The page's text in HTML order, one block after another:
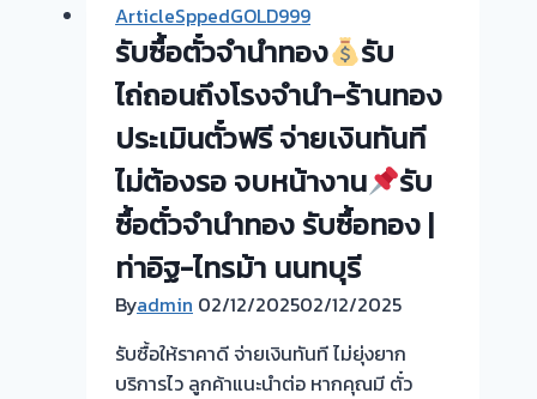
ArticleSppedGOLD999
รับซื้อตั๋วจำนำทอง
รับ
ไถ่ถอนถึงโรงจำนำ-ร้านทอง
ประเมินตั๋วฟรี จ่ายเงินทันที
ไม่ต้องรอ จบหน้างาน
รับ
ซื้อตั๋วจำนำทอง รับซื้อทอง |
ท่าอิฐ-ไทรม้า นนทบุรี
Byadmin 02/12/202502/12/2025
รับซื้อให้ราคาดี จ่ายเงินทันที ไม่ยุ่งยาก
บริการไว ลูกค้าแนะนำต่อ หากคุณมี ตั๋ว